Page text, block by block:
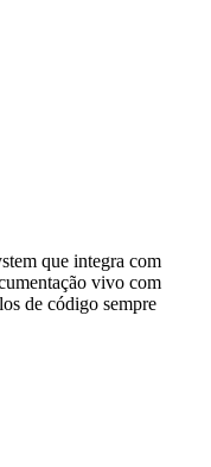
que integra com
vivo com
de código sempre